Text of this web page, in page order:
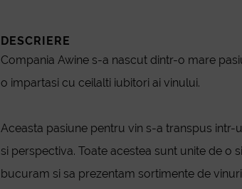
DESCRIERE
Compania Awine s-a nascut dintr-o mare
o impartasi cu ceilalti iubitori ai vinului.
Aceasta pasiune pentru vin s-a transpus
si perspectiva. Toate acestea sunt unite de o
bucuram si sa prezentam sortimente de